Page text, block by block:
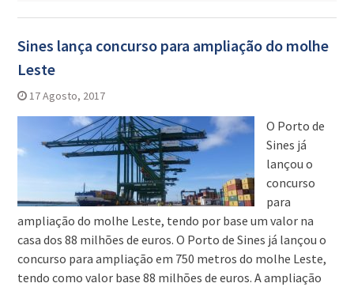
Sines lança concurso para ampliação do molhe
Leste
17 Agosto, 2017
O Porto de
Sines já
lançou o
concurso
para
ampliação do molhe Leste, tendo por base um valor na
casa dos 88 milhões de euros. O Porto de Sines já lançou o
concurso para ampliação em 750 metros do molhe Leste,
tendo como valor base 88 milhões de euros. A ampliação